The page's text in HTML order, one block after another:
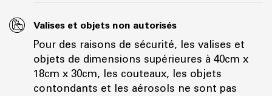
Valises et objets non autorisés
Pour des raisons de sécurité, les valises et
objets de dimensions supérieures à 40cm x
18cm x 30cm, les couteaux, les objets
contondants et les aérosols ne sont pas